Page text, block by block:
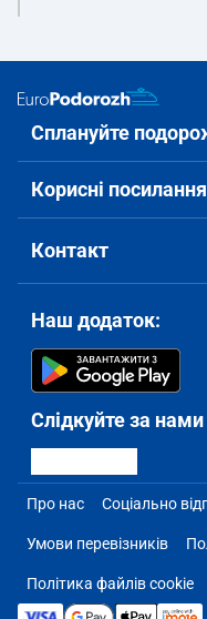
Сплануйте
Корисні посилання
Контакт
Наш додаток:
Слідкуйте за нами
Про нас Соціально
Умови перевізників
Політика файлів cookie